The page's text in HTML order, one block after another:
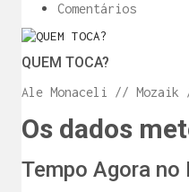
Comentários
QUEM TOCA?
Ale Monaceli //
Os dados
Tempo Agora no